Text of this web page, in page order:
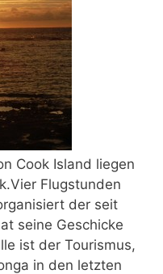
Cook Island liegen
Flugstunden
der seit
seine Geschicke
ist der Tourismus,
in den letzten